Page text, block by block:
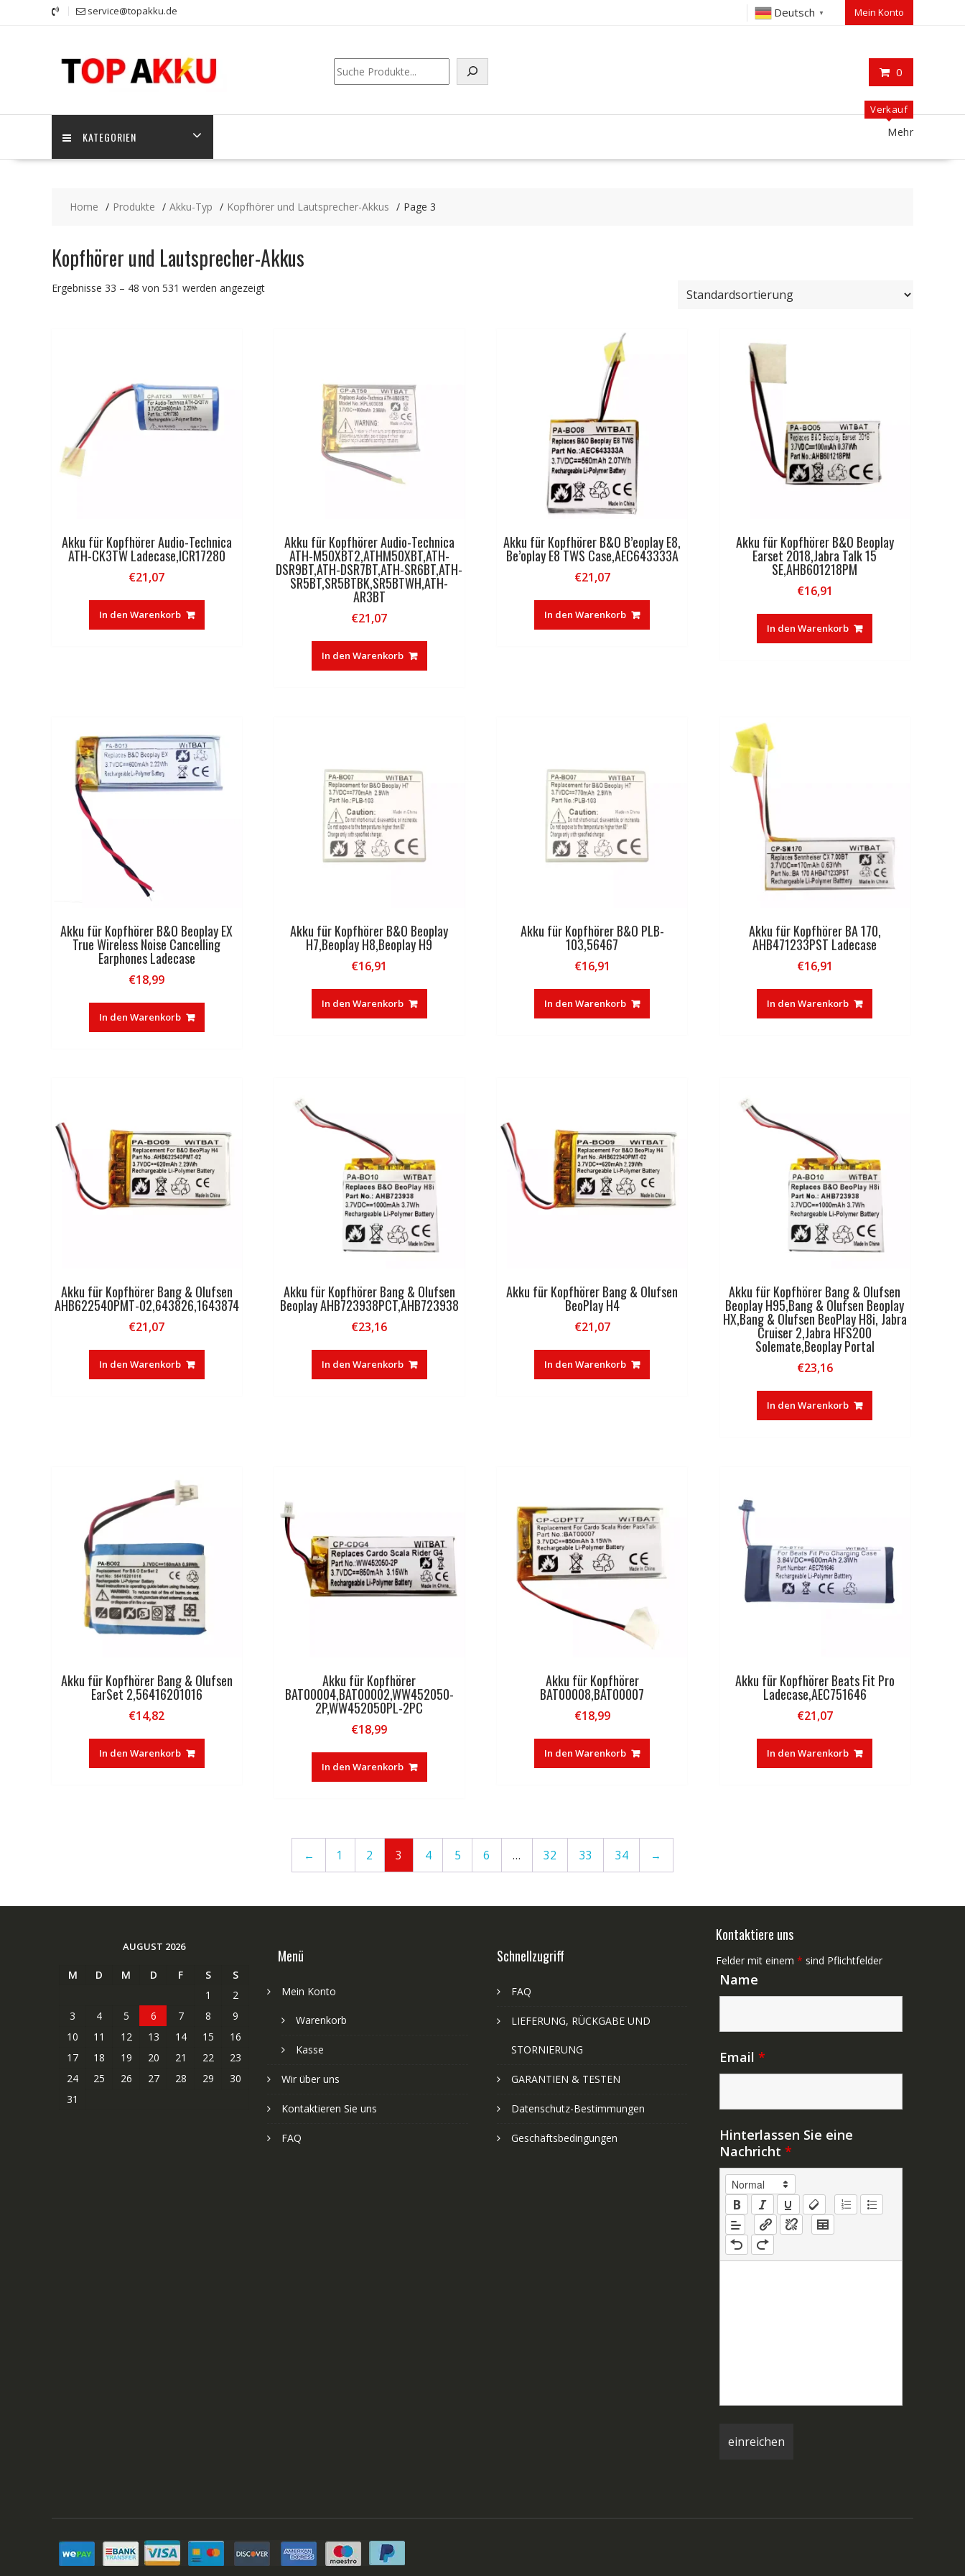
service@topakku.de Deutsch ▼ Mein Konto
0
Suchen
KATEGORIEN
Verkauf
Mehr
Home Produkte Akku-Typ Kopfhörer und Lautsprecher-Akkus Page 3
Kopfhörer und Lautsprecher-Akkus
Ergebnisse 33 – 48 von 531 werden angezeigt
Akku für Kopfhörer Audio-Technica
ATH-CK3TW Ladecase,ICR17280
€21,07
In den Warenkorb
Akku für Kopfhörer Audio-Technica
ATH-M50XBT2,ATHM50XBT,ATH-
DSR9BT,ATH-DSR7BT,ATH-SR6BT,ATH-
SR5BT,SR5BTBK,SR5BTWH,ATH-
AR3BT
€21,07
In den Warenkorb
Akku für Kopfhörer B&O B’eoplay E8,
Be’oplay E8 TWS Case,AEC643333A
€21,07
In den Warenkorb
Akku für Kopfhörer B&O Beoplay
Earset 2018,Jabra Talk 15
SE,AHB601218PM
€16,91
In den Warenkorb
Akku für Kopfhörer B&O Beoplay EX
True Wireless Noise Cancelling
Earphones Ladecase
€18,99
In den Warenkorb
Akku für Kopfhörer B&O Beoplay
H7,Beoplay H8,Beoplay H9
€16,91
In den Warenkorb
Akku für Kopfhörer B&O PLB-
103,56467
€16,91
In den Warenkorb
Akku für Kopfhörer BA 170,
AHB471233PST Ladecase
€16,91
In den Warenkorb
Akku für Kopfhörer Bang & Olufsen
AHB622540PMT-02,643826,1643874
€21,07
In den Warenkorb
Akku für Kopfhörer Bang & Olufsen
Beoplay AHB723938PCT,AHB723938
€23,16
In den Warenkorb
Akku für Kopfhörer Bang & Olufsen
BeoPlay H4
€21,07
In den Warenkorb
Akku für Kopfhörer Bang & Olufsen
Beoplay H95,Bang & Olufsen Beoplay
HX,Bang & Olufsen BeoPlay H8i, Jabra
Cruiser 2,Jabra HFS200
Solemate,Beoplay Portal
€23,16
In den Warenkorb
Akku für Kopfhörer Bang & Olufsen
EarSet 2,56416201016
€14,82
In den Warenkorb
Akku für Kopfhörer
BAT00004,BAT00002,WW452050-
2P,WW452050PL-2PC
€18,99
In den Warenkorb
Akku für Kopfhörer
BAT00008,BAT00007
€18,99
In den Warenkorb
Akku für Kopfhörer Beats Fit Pro
Ladecase,AEC751646
€21,07
In den Warenkorb
← 1 2 3 4 5 6 … 32 33 34 →
AUGUST 2026
M D M D F S
S
1
2
3
4 5 6 7 8
9
10
11 12 13 14 15
16
17
18 19 20 21 22
23
24
25 26 27 28 29
30
31
Menü
Mein Konto
Warenkorb
Kasse
Wir über uns
Kontaktieren Sie uns
FAQ
Schnellzugriff
FAQ
LIEFERUNG, RÜCKGABE UND
STORNIERUNG
GARANTIEN & TESTEN
Datenschutz-Bestimmungen
Geschäftsbedingungen
Kontaktiere uns
Felder mit einem * sind Pflichtfelder
Name
Email *
Hinterlassen Sie eine
Nachricht *